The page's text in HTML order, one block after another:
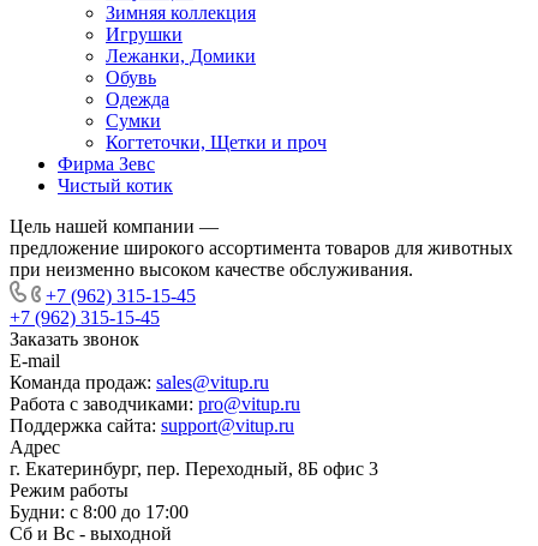
Зимняя коллекция
Игрушки
Лежанки, Домики
Обувь
Одежда
Сумки
Когтеточки, Щетки и проч
Фирма Зевс
Чистый котик
Цель нашей компании —
предложение широкого ассортимента товаров для животных
при неизменно высоком качестве обслуживания.
+7 (962) 315-15-45
+7 (962) 315-15-45
Заказать звонок
E-mail
Команда продаж: sales@vitup.ru
Работа с заводчиками: pro@vitup.ru
Поддержка сайта: support@vitup.ru
Адрес
г. Екатеринбург, пер. Переходный, 8Б офис 3
Режим работы
Будни: с 8:00 до 17:00
Сб и Вс - выходной